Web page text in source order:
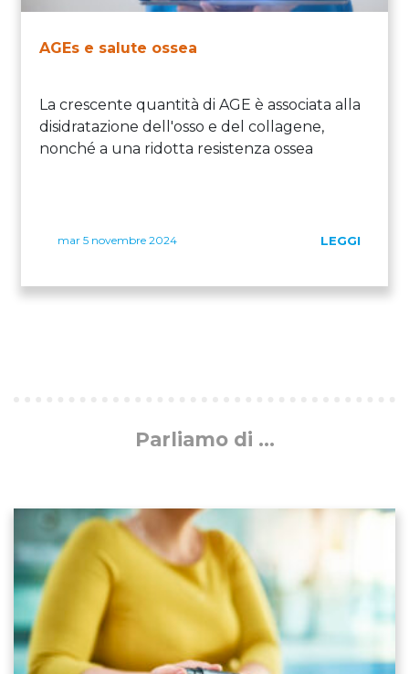
AGEs e salute ossea
La crescente quantità di AGE è associata alla
disidratazione dell'osso e del collagene,
nonché a una ridotta resistenza ossea
mar 5 novembre 2024 LEGGI
Parliamo di ...